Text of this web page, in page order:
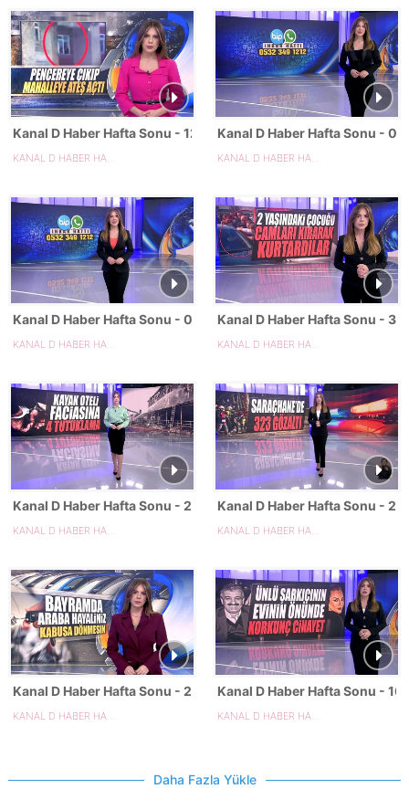
Kanal D Haber Hafta Sonu - 12.04.2025
KANAL D HABER HAFTA SONU
Kanal D Haber Hafta Sonu -
KANAL D HABER HAFTA SONU
Kanal D Haber Hafta Sonu - 05.04.2025
KANAL D HABER HAFTA SONU
Kanal D Haber Hafta Sonu -
KANAL D HABER HAFTA SONU
Kanal D Haber Hafta Sonu - 29.03.2025Kanal D Haber Hafta Sonu -
Kanal D Haber Hafta Sonu - 22.03.2025
KANAL D HABER HAFTA SONU
Kanal D Haber Hafta Sonu -
KANAL D HABER HAFTA SONU
Daha Fazla Yükle